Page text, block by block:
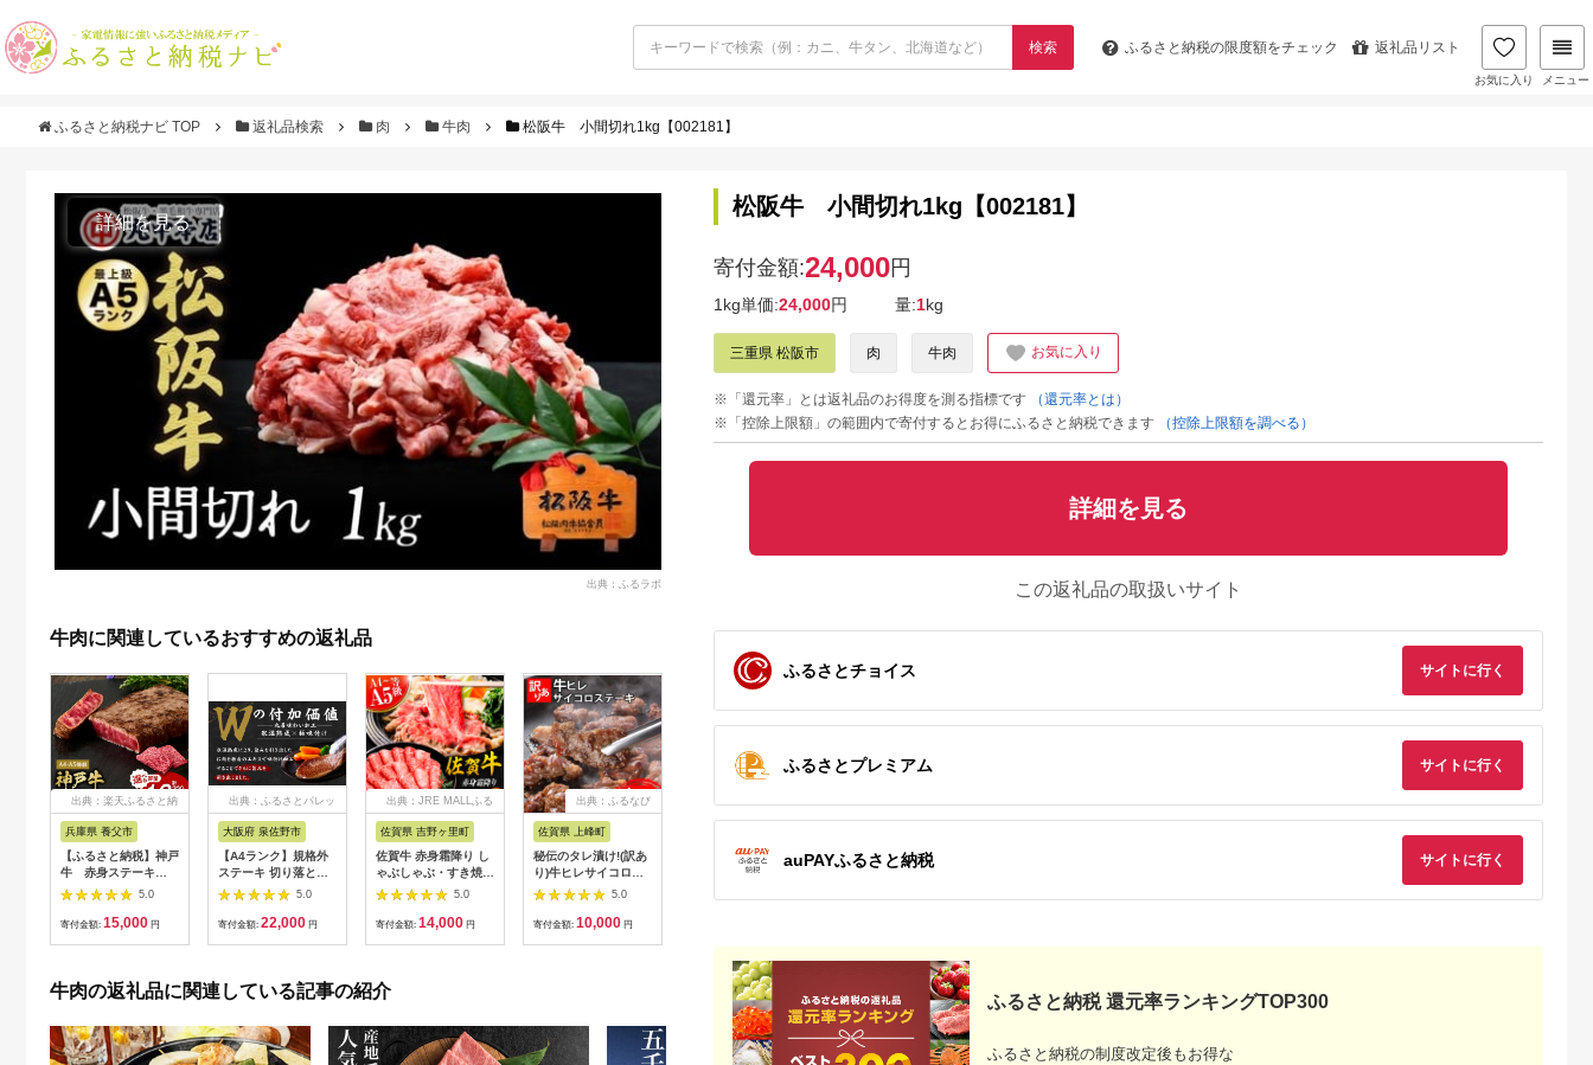
検索 ふるさと納税の限度額をチェック 返礼品リスト
お気に入り メニュー
ふるさと納税ナビ TOP 返礼品検索 肉 牛肉 松阪牛 小間切れ1kg【002181】
詳細を見る
出典：ふるラボ
牛肉に関連しているおすすめの返礼品
出典：楽天ふるさと納
兵庫県 養父市
【ふるさと納税】神戸
牛 赤身ステーキ
(200g/300g/400g/55
0g/1200g)_ 神戸牛 神
戸ビーフ 黒毛和牛 ス
プレゼント 焼肉 グル
【G1440980】
5.0
寄付金額: 15,000 円
出典：ふるさとパレッ
大阪府 泉佐野市
【A4ランク】規格外
ステーキ 切り落とし
800g【スピード発送
黒毛和牛 リブロース
サーロイン 訳あり サ
5.0
寄付金額: 22,000 円
出典：JRE MALLふる
佐賀県 吉野ヶ里町
佐賀牛 赤身霜降り し
ゃぶしゃぶ・すき焼き
用 600g 吉野ヶ里町
5.0
寄付金額: 14,000 円
出典：ふるなび
佐賀県 上峰町
秘伝のタレ漬け!(訳あ
り)牛ヒレサイコロス
テーキ 1000g
5.0
寄付金額: 10,000 円
【数量限定】畜産農家
応援！宮崎県産黒毛和
肉 ステーキ用 ロース
焼肉 BBQ お祝い 贈
答 贈り物 ギフト 冷凍
おすすめ 人気
|_M132-091-PU3
【30営業日以内配
送】幸生牛 ユッケ
納税
ス
「あか牛」 神内和牛
滝川産玉ねぎを使用し
【訳あり】宮崎牛 切
ス しゃぶしゃぶ すき
牛肉の返礼品に関連している記事の紹介
松阪牛 小間切れ1kg【002181】
寄付金額:24,000円
1kg単価:24,000円 量:1kg
三重県 松阪市 肉 牛肉 お気に入り
※「還元率」とは返礼品のお得度を測る指標です
（還元率とは）
※「控除上限額」の範囲内で寄付するとお得にふるさと納税できます
（控除上限額を調べる）
詳細を見る
この返礼品の取扱いサイト
ふるさとチョイス サイトに行く
ふるさとプレミアム サイトに行く
auPAYふるさと納税 サイトに行く
ふるさと納税 還元率ランキングTOP300
ふるさと納税の制度改定後もお得な